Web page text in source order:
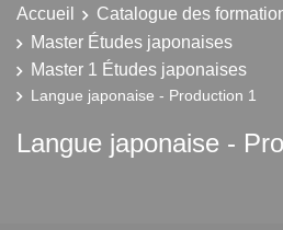
Accueil Catalogue des
Master Études japonaises
Master 1 Études japonaises
Langue japonaise - Production 1
Langue japonaise -